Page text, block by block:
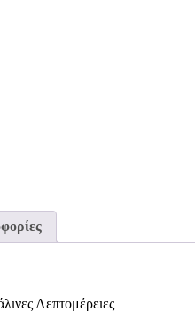
Λεπτομέρειες